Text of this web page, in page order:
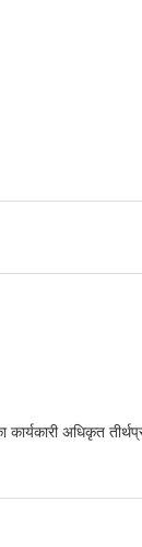
कार्यकारी अधिकृत